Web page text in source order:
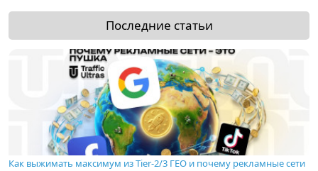
Последние статьи
Как выжимать максимум из Tier-2/3 ГЕО и почему рекламные сети